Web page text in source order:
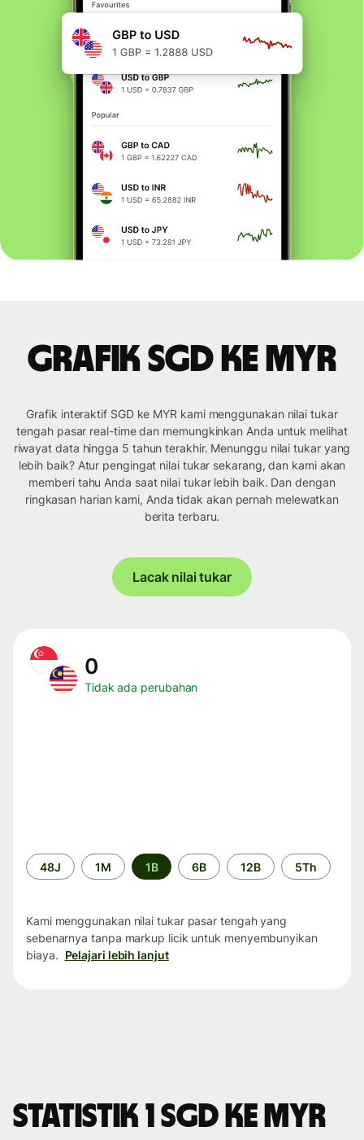
Grafik SGD ke MYR
Grafik interaktif SGD ke MYR kami menggunakan nilai tukar
tengah pasar real-time dan memungkinkan Anda untuk melihat
riwayat data hingga 5 tahun terakhir. Menunggu nilai tukar yang
lebih baik? Atur pengingat nilai tukar sekarang, dan kami akan
memberi tahu Anda saat nilai tukar lebih baik. Dan dengan
ringkasan harian kami, Anda tidak akan pernah melewatkan
berita terbaru.
Lacak nilai tukar
0
Tidak ada perubahan
Periode
waktu
48J 1M 1B 6B 12B 5Th
Kami menggunakan nilai tukar pasar tengah yang
sebenarnya tanpa markup licik untuk menyembunyikan
biaya. Pelajari lebih lanjut
Statistik 1 SGD ke MYR